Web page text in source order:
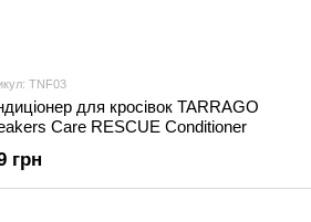
TNF03
для кросівок TARRAGO
Care RESCUE Conditioner
грн